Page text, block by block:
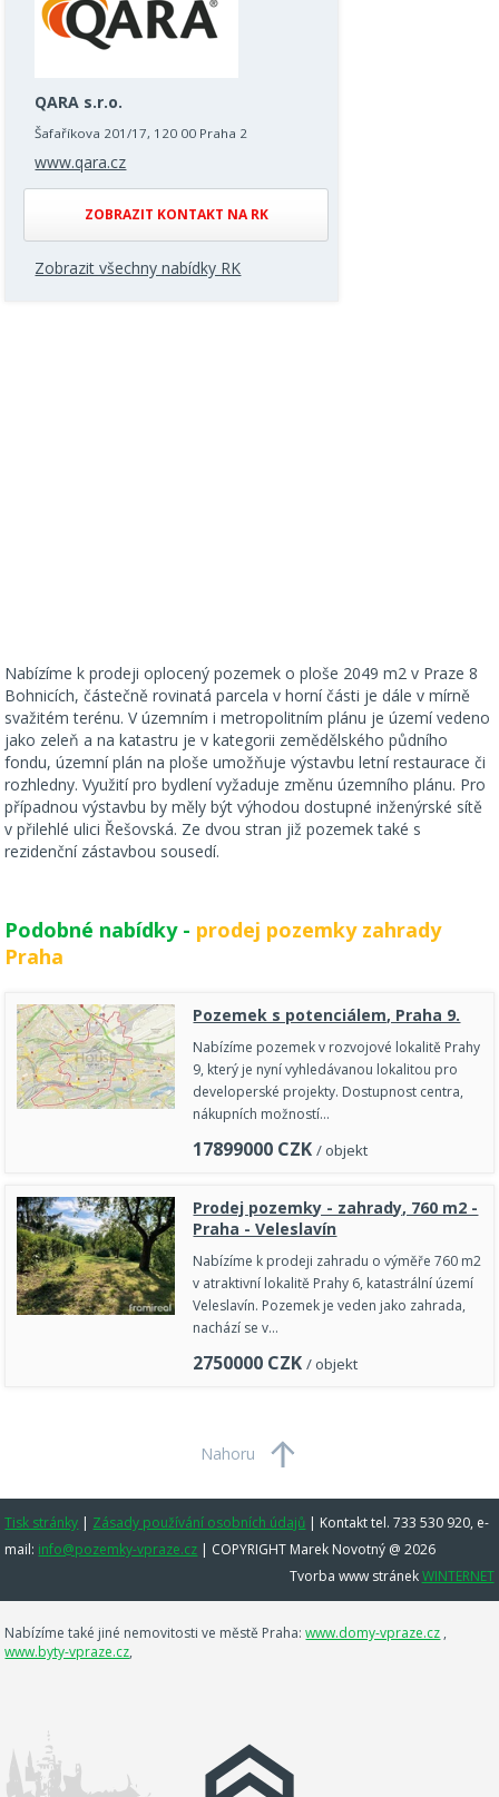
QARA s.r.o.
Šafaříkova 201/17, 120 00 Praha 2
www.qara.cz
ZOBRAZIT KONTAKT NA RK
Zobrazit všechny nabídky RK
Nabízíme k prodeji oplocený pozemek o ploše 2049 m2 v Praze 8
Bohnicích, částečně rovinatá parcela v horní části je dále v mírně
svažitém terénu. V územním i metropolitním plánu je území vedeno
jako zeleň a na katastru je v kategorii zemědělského půdního
fondu, územní plán na ploše umožňuje výstavbu letní restaurace či
rozhledny. Využití pro bydlení vyžaduje změnu územního plánu. Pro
případnou výstavbu by měly být výhodou dostupné inženýrské sítě
v přilehlé ulici Řešovská. Ze dvou stran již pozemek také s
rezidenční zástavbou sousedí.
Podobné nabídky - prodej pozemky zahrady
Praha
Pozemek s potenciálem, Praha 9.
Nabízíme pozemek v rozvojové lokalitě Prahy
9, který je nyní vyhledávanou lokalitou pro
developerské projekty. Dostupnost centra,
nákupních možností…
17899000 CZK / objekt
Prodej pozemky - zahrady, 760 m2 -
Praha - Veleslavín
Nabízíme k prodeji zahradu o výměře 760 m2
v atraktivní lokalitě Prahy 6, katastrální území
Veleslavín. Pozemek je veden jako zahrada,
nachází se v…
2750000 CZK / objekt
Nahoru
Tisk stránky | Zásady používání osobních údajů | Kontakt tel. 733 530 920, e-
mail: info@pozemky-vpraze.cz | COPYRIGHT Marek Novotný @ 2026
Tvorba www stránekWINTERNET
Nabízíme také jiné nemovitosti ve městě Praha:www.domy-vpraze.cz ,
www.byty-vpraze.cz,